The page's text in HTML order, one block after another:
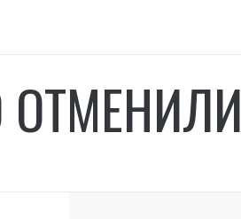
ОТМЕНИЛИ